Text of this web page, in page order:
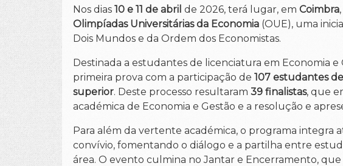
Nos dias 10 e 11 de abril de 2026, terá lugar, em Coimbra
Olimpíadas Universitárias da Economia (OUE), uma
Dois Mundos e da Ordem dos Economistas.
Destinada a estudantes de licenciatura em Economia
primeira prova com a participação de 107 estudantes
superior. Deste processo resultaram 39 finalistas, que
académica de Economia e Gestão e a resolução e
Para além da vertente académica, o programa integra
convívio, fomentando o diálogo e a partilha entre
área. O evento culmina no Jantar e Encerramento,